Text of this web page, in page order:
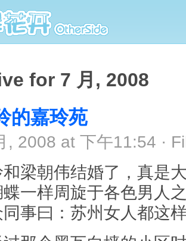
for 7 月, 2008
的嘉玲苑
, 2008 at 下午11:54 ·
梁朝伟结婚了，真是
一样周旋于各色男人
事曰：苏州女人都这